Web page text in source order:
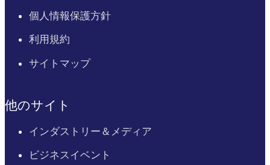
個人情報保護方針
利用規約
サイトマップ
他のサイト
インダストリー＆メディア
ビジネスイベント